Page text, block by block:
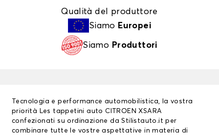
Qualità del produttore
Siamo Europei
Siamo Produttori
Tecnologia e performance automobilistica, la vostra
priorità Les tappetini auto CITROEN XSARA
confezionati su ordinazione da Stilistauto.it per
combinare tutte le vostre aspettative in materia di